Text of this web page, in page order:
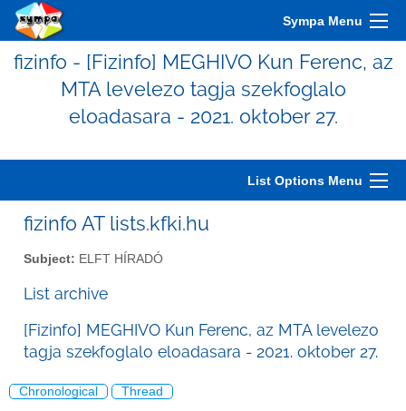
Sympa Menu
fizinfo - [Fizinfo] MEGHIVO Kun Ferenc, az
MTA levelezo tagja szekfoglalo
eloadasara - 2021. oktober 27.
List Options Menu
fizinfo AT lists.kfki.hu
Subject: ELFT HÍRADÓ
List archive
[Fizinfo] MEGHIVO Kun Ferenc, az MTA levelezo
tagja szekfoglalo eloadasara - 2021. oktober 27.
Chronological Thread